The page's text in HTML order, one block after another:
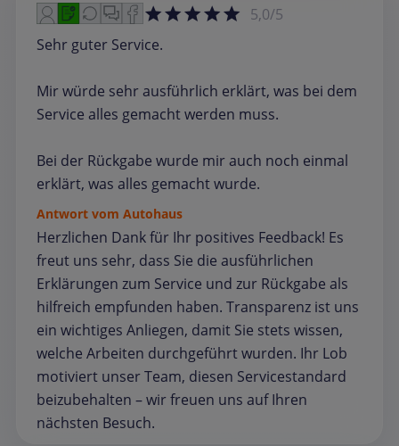
5,0/5
Sehr guter Service.
Mir würde sehr ausführlich erklärt, was bei dem
Service alles gemacht werden muss.
Bei der Rückgabe wurde mir auch noch einmal
erklärt, was alles gemacht wurde.
Antwort vom Autohaus
Herzlichen Dank für Ihr positives Feedback! Es
freut uns sehr, dass Sie die ausführlichen
Erklärungen zum Service und zur Rückgabe als
hilfreich empfunden haben. Transparenz ist uns
ein wichtiges Anliegen, damit Sie stets wissen,
welche Arbeiten durchgeführt wurden. Ihr Lob
motiviert unser Team, diesen Servicestandard
beizubehalten – wir freuen uns auf Ihren
nächsten Besuch.